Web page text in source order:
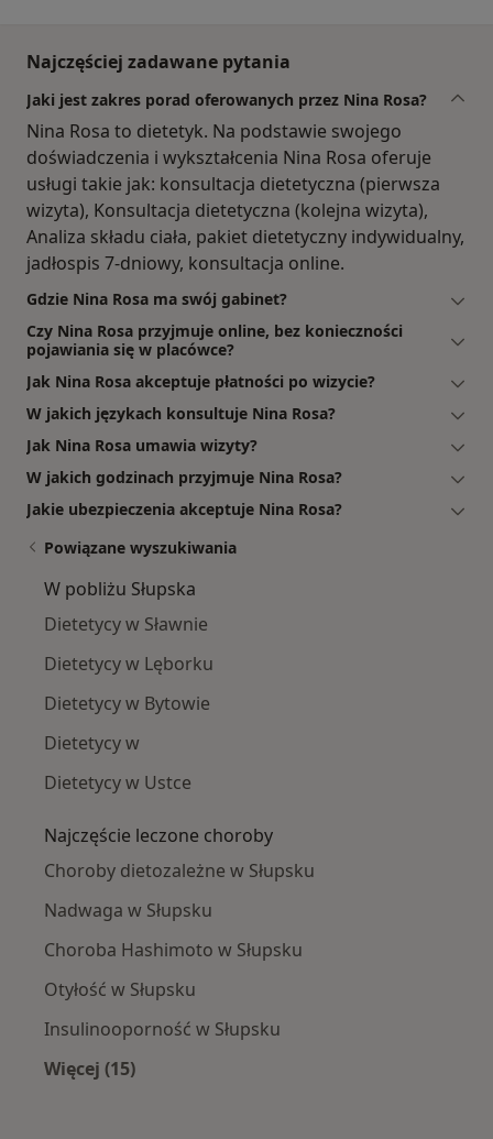
Najczęściej zadawane pytania
Jaki jest zakres porad oferowanych przez Nina Rosa?
Nina Rosa to dietetyk. Na podstawie swojego
doświadczenia i wykształcenia Nina Rosa oferuje
usługi takie jak: konsultacja dietetyczna (pierwsza
wizyta), Konsultacja dietetyczna (kolejna wizyta),
Analiza składu ciała, pakiet dietetyczny indywidualny,
jadłospis 7-dniowy, konsultacja online.
Gdzie Nina Rosa ma swój gabinet?
Czy Nina Rosa przyjmuje online, bez konieczności
pojawiania się w placówce?
Jak Nina Rosa akceptuje płatności po wizycie?
W jakich językach konsultuje Nina Rosa?
Jak Nina Rosa umawia wizyty?
W jakich godzinach przyjmuje Nina Rosa?
Jakie ubezpieczenia akceptuje Nina Rosa?
Powiązane wyszukiwania
W pobliżu Słupska
Dietetycy w Sławnie
Dietetycy w Lęborku
Dietetycy w Bytowie
Dietetycy w
Dietetycy w Ustce
Najczęście leczone choroby
Choroby dietozależne w Słupsku
Nadwaga w Słupsku
Choroba Hashimoto w Słupsku
Otyłość w Słupsku
Insulinooporność w Słupsku
Więcej (15)